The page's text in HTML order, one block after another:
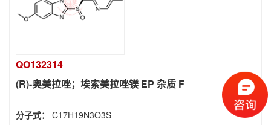
QO132314
(R)-奥美拉唑；埃索美拉唑镁 EP 杂质 F
分子式： C17H19N3O3S